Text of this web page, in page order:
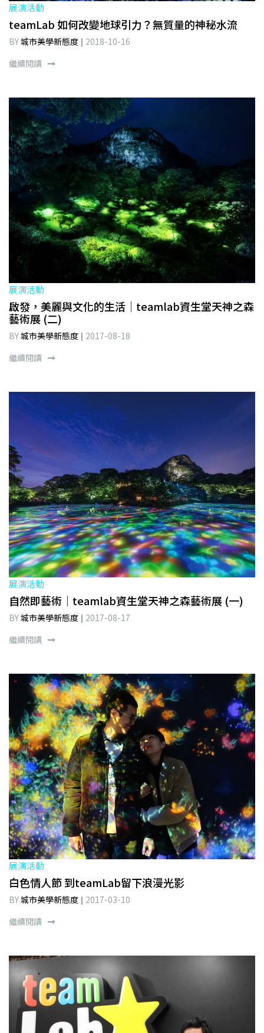
展演活動
teamLab 如何改變地球引力？無質量的神秘水流
BY城市美學新態度
2018-10-16
繼續閱讀
展演活動
啟發，美麗與文化的生活│teamlab資生堂天神之森
藝術展 (二)
BY城市美學新態度
2017-08-18
繼續閱讀
展演活動
自然即藝術│teamlab資生堂天神之森藝術展 (一)
BY城市美學新態度
2017-08-17
繼續閱讀
展演活動
白色情人節 到teamLab留下浪漫光影
BY城市美學新態度
2017-03-10
繼續閱讀